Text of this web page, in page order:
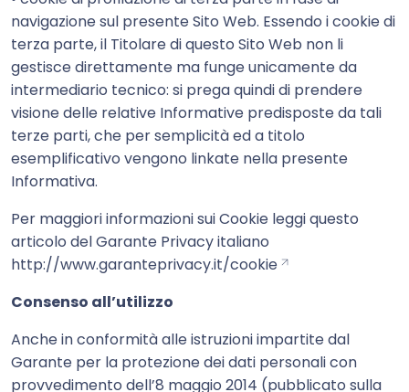
navigazione sul presente Sito Web. Essendo i cookie di
terza parte, il Titolare di questo Sito Web non li
gestisce direttamente ma funge unicamente da
intermediario tecnico: si prega quindi di prendere
visione delle relative Informative predisposte da tali
terze parti, che per semplicità ed a titolo
esemplificativo vengono linkate nella presente
Informativa.
Per maggiori informazioni sui Cookie leggi questo
articolo del Garante Privacy italiano
http://www.garanteprivacy.it/cookie
Consenso all’utilizzo
Anche in conformità alle istruzioni impartite dal
Garante per la protezione dei dati personali con
provvedimento dell’8 maggio 2014 (pubblicato sulla